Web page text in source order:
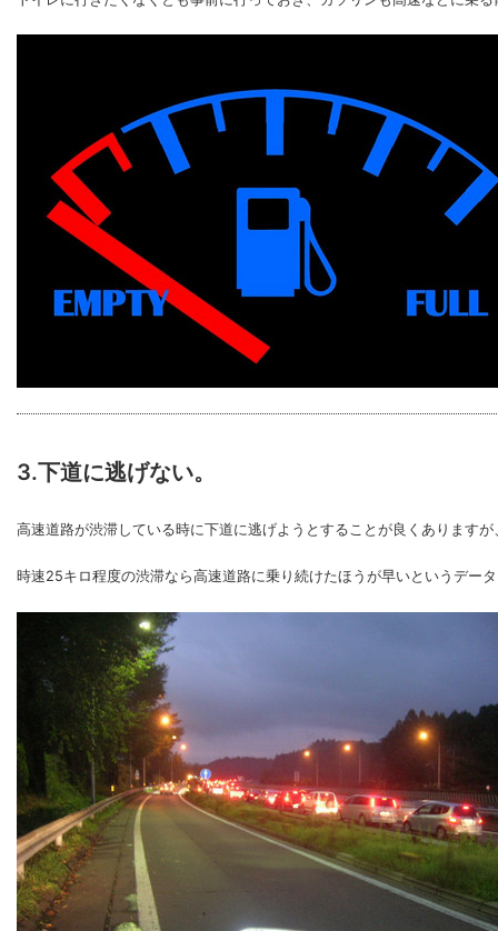
3.下道に逃げない。
高速道路が渋滞している時に下道に逃げようとすることが良くあります
時速25キロ程度の渋滞なら高速道路に乗り続けたほうが早いというデー